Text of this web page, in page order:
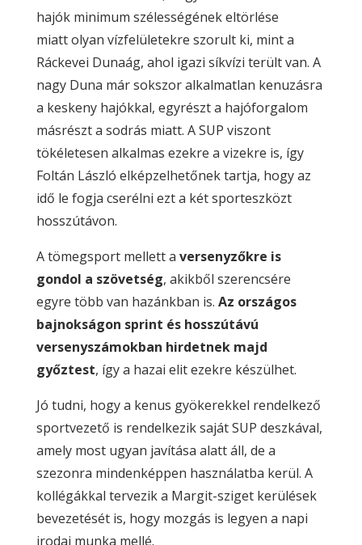
hajók minimum szélességének eltörlése
miatt olyan vízfelületekre szorult ki, mint a
Ráckevei Dunaág, ahol igazi síkvízi terült van. A
nagy Duna már sokszor alkalmatlan kenuzásra
a keskeny hajókkal, egyrészt a hajóforgalom
másrészt a sodrás miatt. A SUP viszont
tökéletesen alkalmas ezekre a vizekre is, így
Foltán László elképzelhetőnek tartja, hogy az
idő le fogja cserélni ezt a két sporteszközt
hosszútávon.
A tömegsport mellett a versenyzőkre is
gondol a szövetség, akikből szerencsére
egyre több van hazánkban is. Az országos
bajnokságon sprint és hosszútávú
versenyszámokban hirdetnek majd
győztest, így a hazai elit ezekre készülhet.
Jó tudni, hogy a kenus gyökerekkel rendelkező
sportvezető is rendelkezik saját SUP deszkával,
amely most ugyan javítása alatt áll, de a
szezonra mindenképpen használatba kerül. A
kollégákkal tervezik a Margit-sziget kerülések
bevezetését is, hogy mozgás is legyen a napi
irodai munka mellé.